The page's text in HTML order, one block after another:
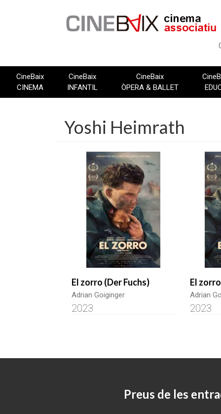
CineBaix
CINEMA
CineBaix
INFANTIL
CineBaix
ÒPERA & BALLET
Yoshi Heimrath
El zorro (Der Fuchs)
Adrian Goiginger
2023
El
Adrian
2023
Preus de les